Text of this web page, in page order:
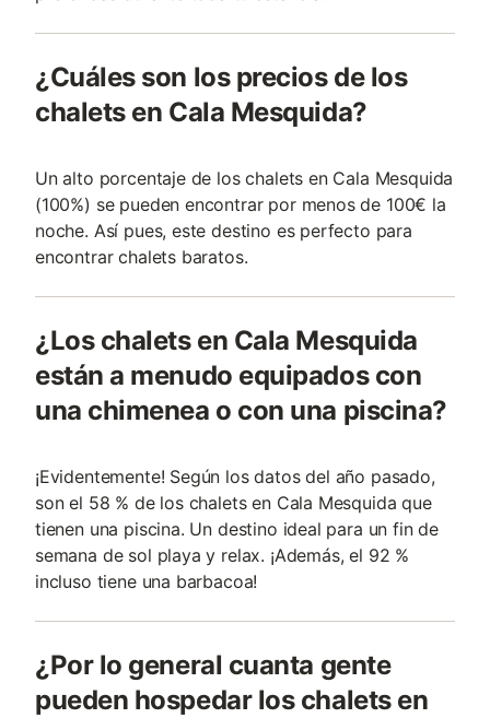
¿Cuáles son los precios de los
chalets en Cala Mesquida?
Un alto porcentaje de los chalets en Cala Mesquida
(100%) se pueden encontrar por menos de 100€ la
noche. Así pues, este destino es perfecto para
encontrar chalets baratos.
¿Los chalets en Cala Mesquida
están a menudo equipados con
una chimenea o con una piscina?
¡Evidentemente! Según los datos del año pasado,
son el 58 % de los chalets en Cala Mesquida que
tienen una piscina. Un destino ideal para un fin de
semana de sol playa y relax. ¡Además, el 92 %
incluso tiene una barbacoa!
¿Por lo general cuanta gente
pueden hospedar los chalets en